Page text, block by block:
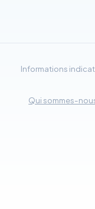
Informations
Qui sommes-